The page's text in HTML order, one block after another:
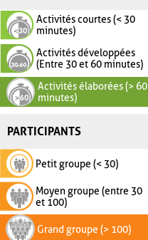
Activités courtes (< 30
minutes)
Activités développées
(Entre 30 et 60 minutes)
Activités élaborées (> 60
minutes)
PARTICIPANTS
Petit groupe (< 30)
Moyen groupe (entre 30
et 100)
Grand groupe (> 100)